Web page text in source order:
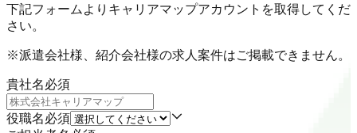
下記フォームよりキャリアマップアカウントを取得してくだ
さい。
※派遣会社様、紹介会社様の求人案件はご掲載できません。
貴社名必須
役職名必須